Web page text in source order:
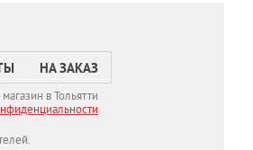
НА ЗАКАЗ
в Тольятти